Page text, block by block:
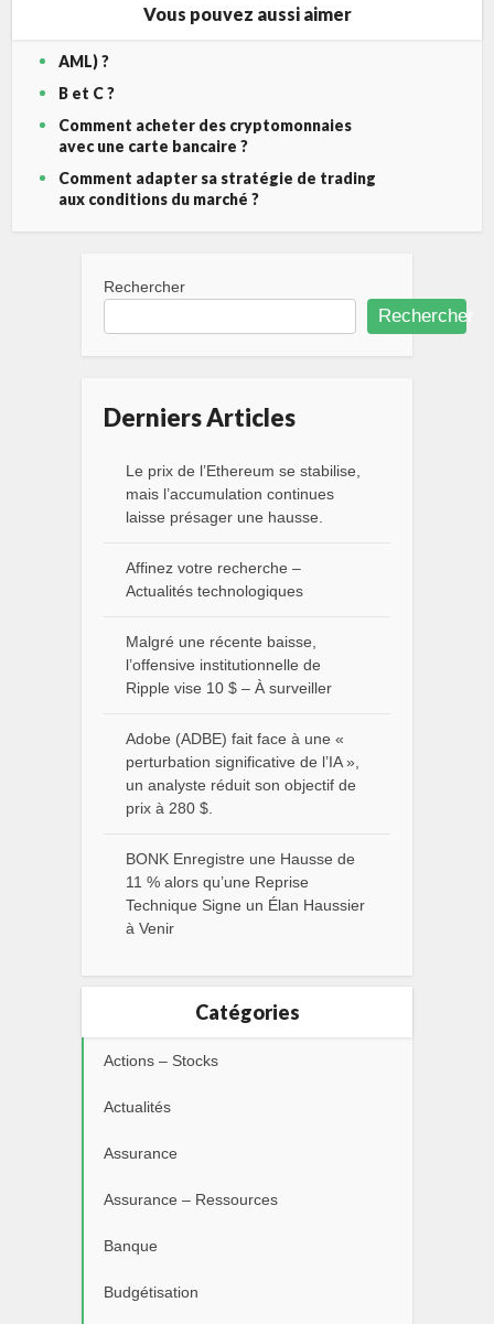
Vous pouvez aussi aimer
AML) ?
B et C ?
Comment acheter des cryptomonnaies
avec une carte bancaire ?
Comment adapter sa stratégie de trading
aux conditions du marché ?
Rechercher
Rechercher
Derniers Articles
Le prix de l’Ethereum se stabilise,
mais l’accumulation continues
laisse présager une hausse.
Affinez votre recherche –
Actualités technologiques
Malgré une récente baisse,
l’offensive institutionnelle de
Ripple vise 10 $ – À surveiller
Adobe (ADBE) fait face à une «
perturbation significative de l’IA »,
un analyste réduit son objectif de
prix à 280 $.
BONK Enregistre une Hausse de
11 % alors qu’une Reprise
Technique Signe un Élan Haussier
à Venir
Catégories
Actions – Stocks
Actualités
Assurance
Assurance – Ressources
Banque
Budgétisation